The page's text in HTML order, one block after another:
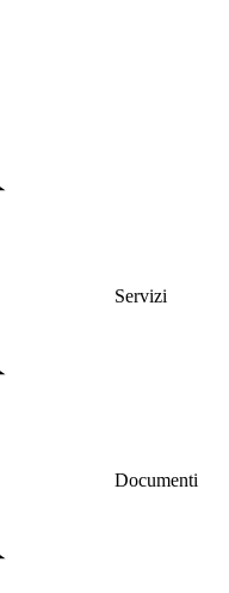
Servizi
Documenti